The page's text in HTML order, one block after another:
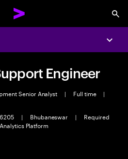
Engineer
Senior Analyst | Full time
|
| Bhubaneswar |
Required
Platform